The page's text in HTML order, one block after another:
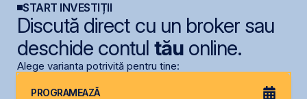
START INVESTIȚII
Discută direct cu un broker sau
deschide contul tăuonline.
Alege varianta potrivită pentru tine:
PROGRAMEAZĂ